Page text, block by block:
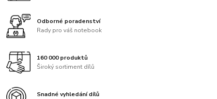
Odborné poradenství
Rady pro váš notebook
160 000 produktů
Široký sortiment dílů
Snadné vyhledání dílů